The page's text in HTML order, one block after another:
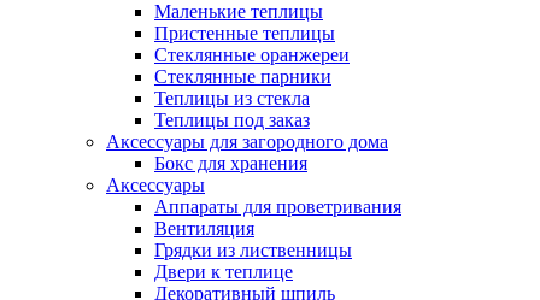
Маленькие теплицы
Пристенные теплицы
Стеклянные оранжереи
Стеклянные парники
Теплицы из стекла
Теплицы под заказ
Аксессуары для загородного дома
Бокс для хранения
Аксессуары
Аппараты для проветривания
Вентиляция
Грядки из лиственницы
Двери к теплице
Декоративный шпиль